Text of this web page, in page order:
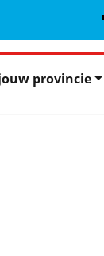
provincie